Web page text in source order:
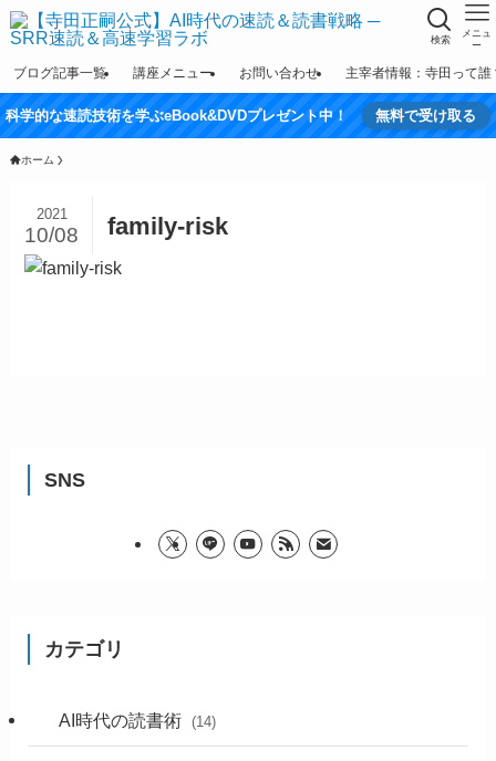
検索
メニュ
ー
ブログ記事一覧 講座メニュー お問い合わせ 主宰者情報：寺田って誰
科学的な速読技術を学ぶeBook&DVDプレゼント中！ 無料で受け取る
ホーム
family-risk
2021
10/08
SNS
カテゴリ
AI時代の読書術 (14)